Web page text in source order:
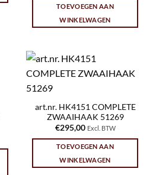
TOEVOEGEN AAN
WINKELWAGEN
art.nr. HK4151 COMPLETE
ZWAAIHAAK 51269
€295,00 Excl. BTW
TOEVOEGEN AAN
WINKELWAGEN